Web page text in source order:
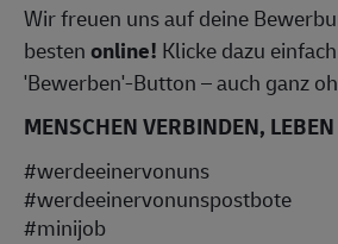
Wir freuen uns auf deine
bestenonline! Klicke dazu
'Bewerben'-Button – auch ganz
MENSCHEN VERBINDEN,
#werdeeinervonuns
#werdeeinervonunspostbote
#minijob